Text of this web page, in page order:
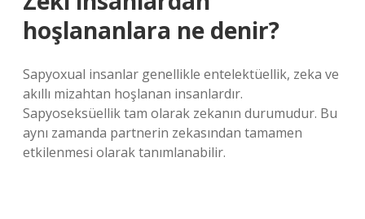
hoşlananlara ne denir?
Sapyoxual insanlar genellikle entelektüellik, zeka ve
akıllı mizahtan hoşlanan insanlardır.
Sapyoseksüellik tam olarak zekanın durumudur. Bu
aynı zamanda partnerin zekasından tamamen
etkilenmesi olarak tanımlanabilir.